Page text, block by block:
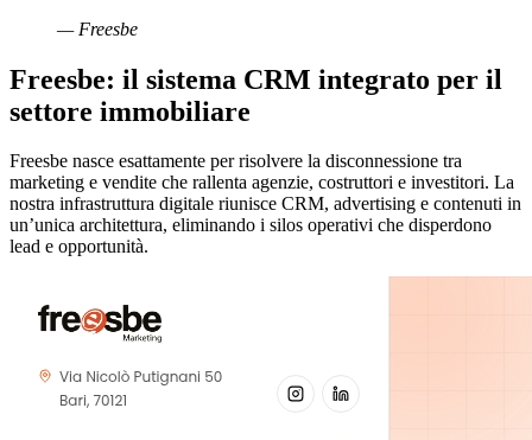
— Freesbe
Freesbe: il sistema CRM integrato per il
settore immobiliare
Freesbe nasce esattamente per risolvere la disconnessione tra
marketing e vendite che rallenta agenzie, costruttori e investitori. La
nostra infrastruttura digitale riunisce CRM, advertising e contenuti in
un’unica architettura, eliminando i silos operativi che disperdono
lead e opportunità.